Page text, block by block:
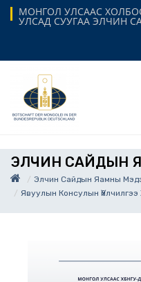
МОНГОЛ УЛСААС
УЛСАД СУУГАА ЭЛЧИН
ЭЛЧИН САЙДЫН
Элчин Сайдын Яамны
Явуулын Консулын